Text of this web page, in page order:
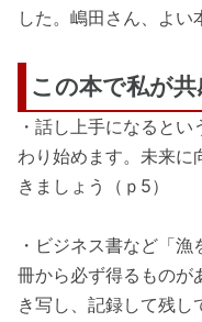
した。嶋田さん、よい
この本で私が
・話し上手になると
わり始めます。未来に
きましょう（ｐ5）
・ビジネス書など「
冊から必ず得るものが
き写し、記録して残